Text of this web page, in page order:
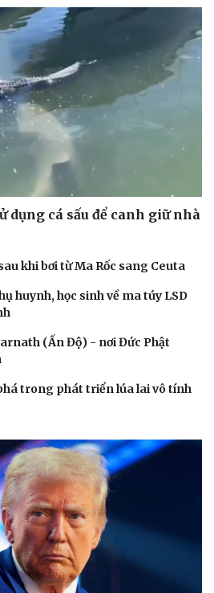
dụng cá sấu để canh giữ nhà
khi bơi từ Ma Rốc sang Ceuta
huynh, học sinh về ma túy LSD
(Ấn Độ) - nơi Đức Phật
trong phát triển lúa lai vô tính